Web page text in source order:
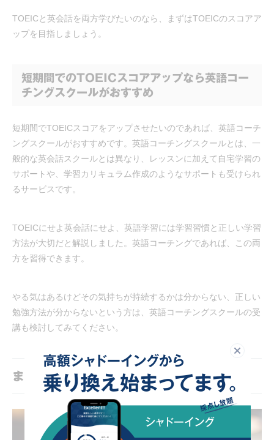
TOEICと英会話を両方学びたいのなら、まずはTOEICのスコアア
ップを目指しましょう。
短期間でのTOEICスコアアップなら英語コー
チングスクールがおすすめ
短期間でTOEICスコアをアップさせたいのであれば、英語コーチ
ングスクールがおすすめです。英語コーチングスクールとは、一
般的な英会話スクールとは異なり、レッスンに加えて自宅学習の
サポートや、学習カリキュラム作成のようなサポートも受けられ
るサービスです。
TOEICにせよ英会話にせよ、英語学習には学習習慣と正しい学習
方法が大切だと解説しました。英語コーチングであれば、この両
方を習得できます。
やる気はあるけどその気持ちが持続するかは分からない、正しい
勉強方法が分からないという方は、英語コーチングスクールの受
講も検討してみてください。
まとめ